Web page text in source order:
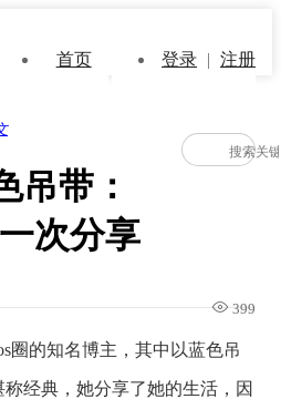
首页 登录 | 注册
吊带：
次分享
399
圈的知名博主，其中以蓝色吊
称经典，她分享了她的生活，因